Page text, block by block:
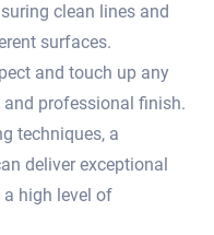
clean lines and
surfaces.​
and touch up any
professional finish.
techniques, a
deliver exceptional
high level of